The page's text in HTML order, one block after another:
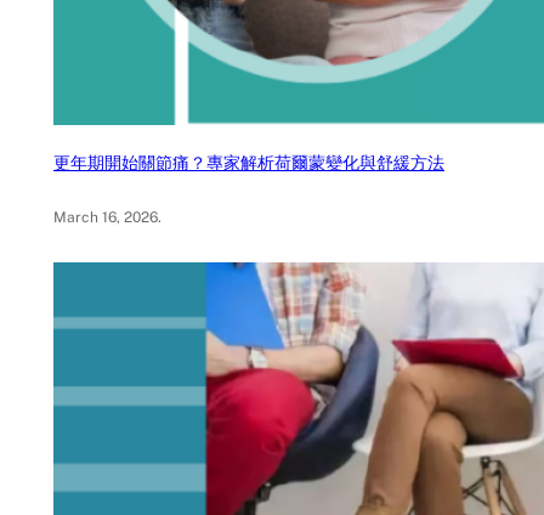
更年期開始關節痛？專家解析荷爾蒙變化與舒緩方法
March 16, 2026.